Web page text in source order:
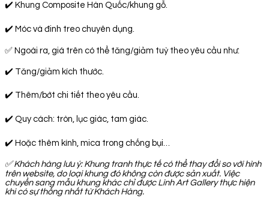
✔️ Khung Composite Hàn Quốc/khung gỗ.
✔️ Móc và đinh treo chuyên dụng.
✅ Ngoài ra, giá trên có thể tăng/giảm tuỳ theo yêu cầu như:
✔️ Tăng/giảm kích thước.
✔️ Thêm/bớt chi tiết theo yêu cầu.
✔️ Quy cách: tròn, lục giác, tam giác.
✔️ Hoặc thêm kính, mica trong chống bụi…
✅Khách hàng lưu ý: Khung tranh thực tế có thể thay đổi so với hình
trên website, do loại khung đó không còn được sản xuất. Việc
chuyển sang mẫu khung khác chỉ được Linh Art Gallery thực hiện
khi có sự thống nhất từ Khách Hàng.